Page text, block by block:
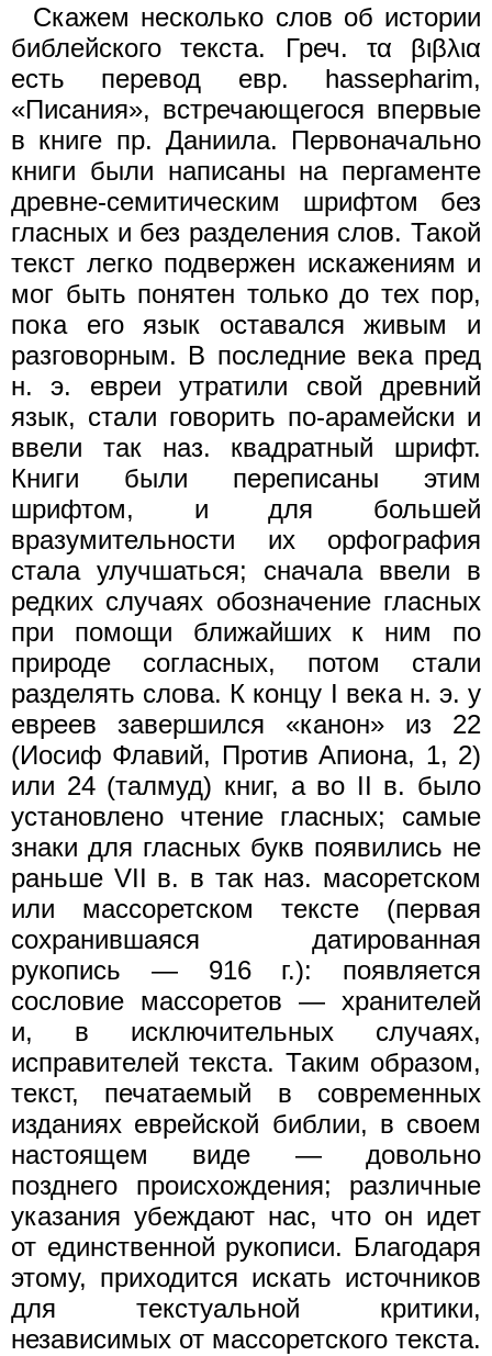
Скажем несколько слов об истории
библейского текста. Греч. τα βιβλια
есть перевод евр. hassepharim,
«Писания», встречающегося впервые
в книге пр. Даниила. Первоначально
книги были написаны на пергаменте
древне-семитическим шрифтом без
гласных и без разделения слов. Такой
текст легко подвержен искажениям и
мог быть понятен только до тех пор,
пока его язык оставался живым и
разговорным. В последние века пред
н. э. евреи утратили свой древний
язык, стали говорить по-арамейски и
ввели так наз. квадратный шрифт.
Книги были переписаны этим
шрифтом, и для большей
вразумительности их орфография
стала улучшаться; сначала ввели в
редких случаях обозначение гласных
при помощи ближайших к ним по
природе согласных, потом стали
разделять слова. К концу I века н. э. у
евреев завершился «канон» из 22
(Иосиф Флавий, Против Апиона, 1, 2)
или 24 (талмуд) книг, а во II в. было
установлено чтение гласных; самые
знаки для гласных букв появились не
раньше VII в. в так наз. масоретском
или массоретском тексте (первая
сохранившаяся датированная
рукопись — 916 г.): появляется
сословие массоретов — хранителей
и, в исключительных случаях,
исправителей текста. Таким образом,
текст, печатаемый в современных
изданиях еврейской библии, в своем
настоящем виде — довольно
позднего происхождения; различные
указания убеждают нас, что он идет
от единственной рукописи. Благодаря
этому, приходится искать источников
для текстуальной критики,
независимых от массоретского текста.